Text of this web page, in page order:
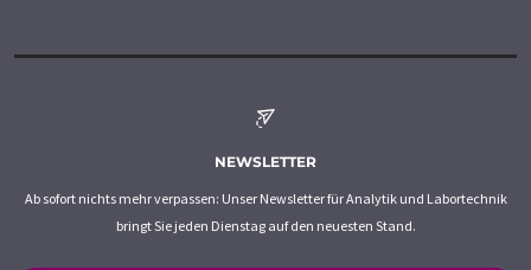
NEWSLETTER
Ab sofort nichts mehr verpassen: Unser Newsletter für Analytik und Labortechnik
bringt Sie jeden Dienstag auf den neuesten Stand.